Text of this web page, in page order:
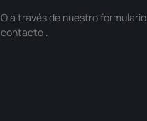
O a través de nuestro
contacto .